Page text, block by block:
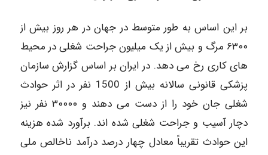
بر این اساس به طور متوسط در جهان در هر روز بیش از
۶۳۰۰ مرگ و بیش از یک میلیون جراحت شغلی در محیط
های کاری رخ می دهد. در ایران بر اساس گزارش سازمان
پزشکی قانونی سالانه بیش از 1500 نفر در اثر حوادث
شغلی جان خود را از دست می دهند و ۳۰۰۰۰ نفر نیز
دچار آسیب و جراحت شغلی شده اند. برآورد شده هزینه
این حوادث تقریباً معادل چهار درصد درآمد ناخالص ملی